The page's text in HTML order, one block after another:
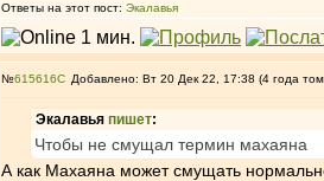
Ответы на этот пост: Экалавья
№615616 Добавлено: Вт 20 Дек 22, 17:38 (4 года
Экалавья пишет:
Чтобы не смущал термин махаяна
А как Махаяна может смущать